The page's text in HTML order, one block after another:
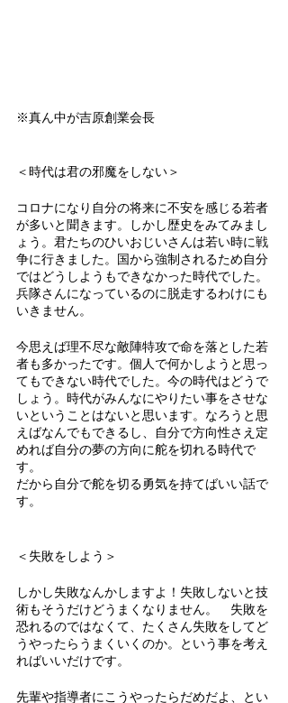
※真ん中が吉原創業会長
＜時代は君の邪魔をしない＞
コロナになり自分の将来に不安を感じる若者
が多いと聞きます。しかし歴史をみてみまし
ょう。君たちのひいおじいさんは若い時に戦
争に行きました。国から強制されるため自分
ではどうしようもできなかった時代でした。
兵隊さんになっているのに脱走するわけにも
いきません。
今思えば理不尽な敵陣特攻で命を落とした若
者も多かったです。個人で何かしようと思っ
てもできない時代でした。今の時代はどうで
しょう。時代がみんなにやりたい事をさせな
いということはないと思います。なろうと思
えばなんでもできるし、自分で方向性さえ定
めれば自分の夢の方向に舵を切れる時代で
す。
だから自分で舵を切る勇気を持てばいい話で
す。
＜失敗をしよう＞
しかし失敗なんかしますよ！失敗しないと技
術もそうだけどうまくなりません。　失敗を
恐れるのではなくて、たくさん失敗をしてど
うやったらうまくいくのか。という事を考え
ればいいだけです。
先輩や指導者にこうやったらだめだよ、とい